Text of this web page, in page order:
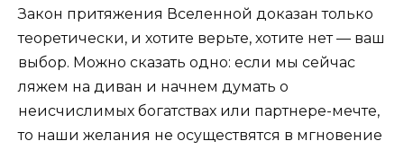
Закон притяжения Вселенной доказан только
теоретически, и хотите верьте, хотите нет — ваш
выбор. Можно сказать одно: если мы сейчас
ляжем на диван и начнем думать о
неисчислимых богатствах или партнере-мечте,
то наши желания не осуществятся в мгновение